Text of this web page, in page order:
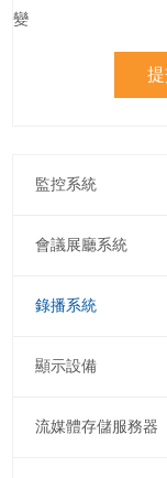
變
監控系統
會議展廳系統
錄播系統
顯示設備
流媒體存儲服務器